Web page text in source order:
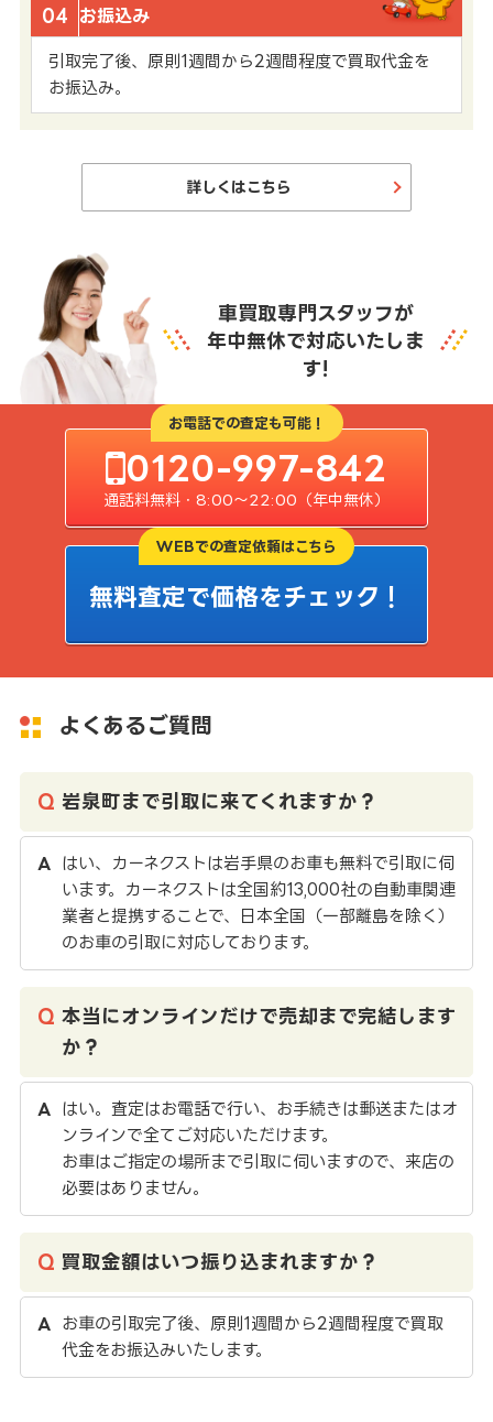
04 お振込み
引取完了後、原則1週間から2週間程度で買取代金を
お振込み。
詳しくはこちら
車買取専門スタッフが
年中無休で対応いたしま
す!
お電話での査定も可能！
0120-997-842
通話料無料・8:00〜22:00（年中無休）
WEBでの査定依頼はこちら
無料査定で価格をチェック！
よくあるご質問
岩泉町まで引取に来てくれますか？
はい、カーネクストは岩手県のお車も無料で引取に伺
います。カーネクストは全国約13,000社の自動車関連
業者と提携することで、日本全国（一部離島を除く）
のお車の引取に対応しております。
本当にオンラインだけで売却まで完結します
か？
はい。査定はお電話で行い、お手続きは郵送またはオ
ンラインで全てご対応いただけます。
お車はご指定の場所まで引取に伺いますので、来店の
必要はありません。
買取金額はいつ振り込まれますか？
お車の引取完了後、原則1週間から2週間程度で買取
代金をお振込みいたします。